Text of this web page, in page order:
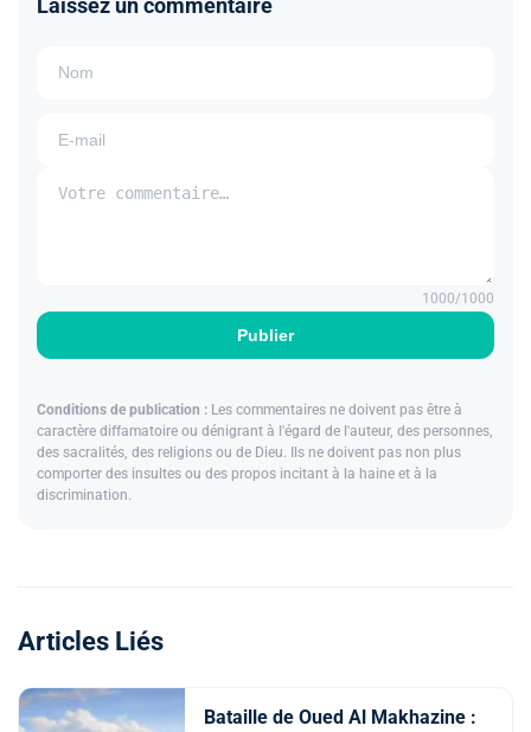
Laissez un commentaire
Publier
1000/1000
Conditions de publication : Les commentaires ne doivent pas être à
caractère diffamatoire ou dénigrant à l'égard de l'auteur, des personnes,
des sacralités, des religions ou de Dieu. Ils ne doivent pas non plus
comporter des insultes ou des propos incitant à la haine et à la
discrimination.
Articles Liés
Bataille de Oued Al Makhazine :